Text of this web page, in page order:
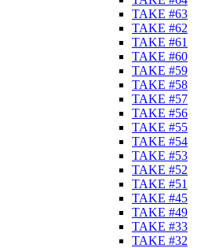
TAKE #63
TAKE #62
TAKE #61
TAKE #60
TAKE #59
TAKE #58
TAKE #57
TAKE #56
TAKE #55
TAKE #54
TAKE #53
TAKE #52
TAKE #51
TAKE #45
TAKE #49
TAKE #33
TAKE #32